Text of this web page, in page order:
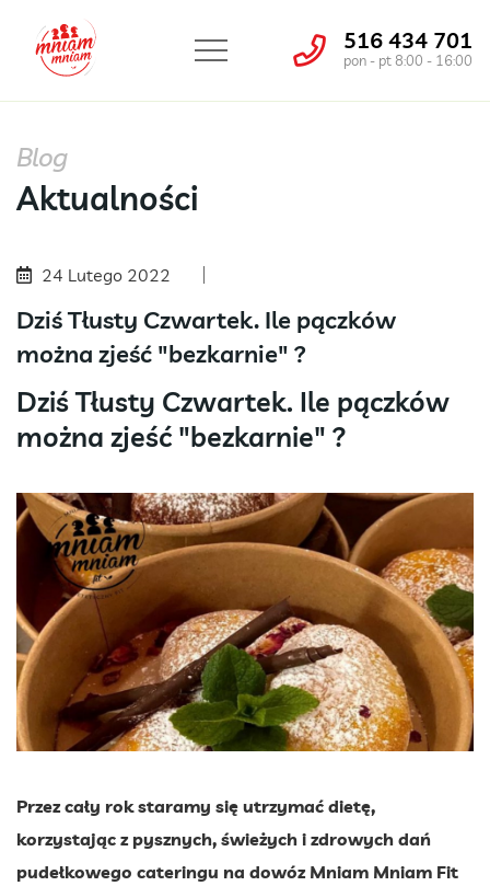
516 434 701
pon - pt 8:00 - 16:00
Blog
Aktualności
24 Lutego 2022
Dziś Tłusty Czwartek. Ile pączków
można zjeść "bezkarnie" ?
Dziś Tłusty Czwartek. Ile pączków
można zjeść "bezkarnie" ?
Przez cały rok staramy się utrzymać dietę,
korzystając z pysznych, świeżych i zdrowych dań
pudełkowego cateringu na dowóz Mniam Mniam Fit